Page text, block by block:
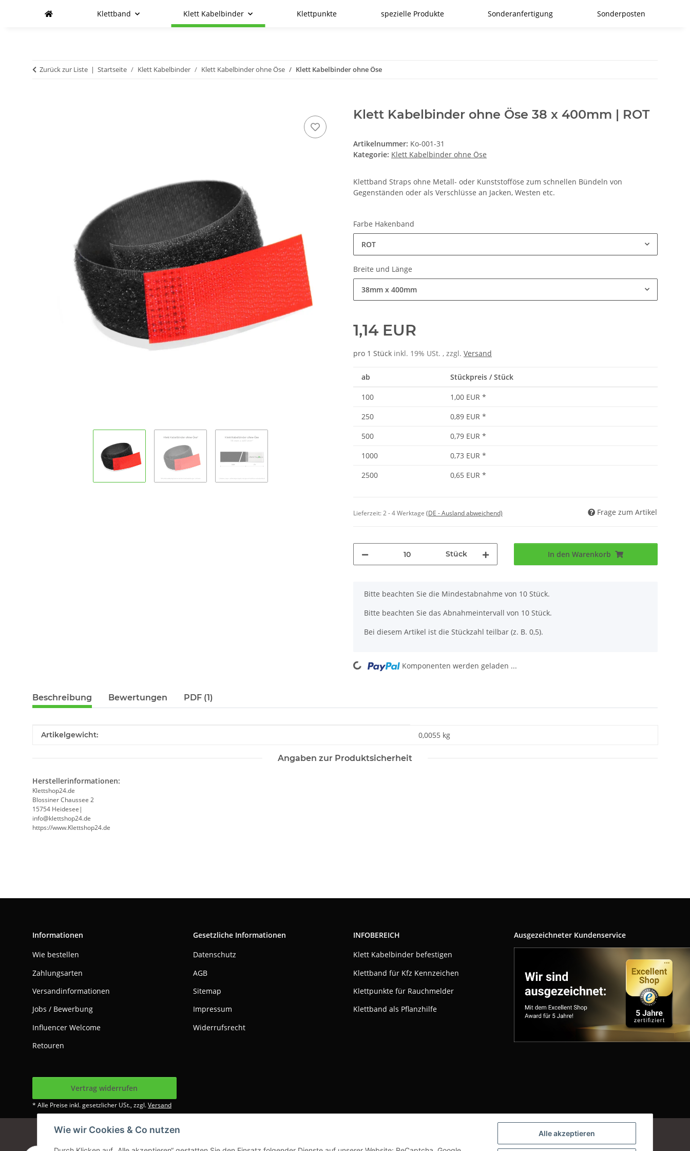
Alle akzeptieren
Wie wir Cookies & Co nutzen
Klettband Klett Kabelbinder Klettpunkte spezielle Produkte Sonderanfertigung Sonderposten
Zurück zur Liste Startseite Klett Kabelbinder Klett Kabelbinder ohne Öse Klett Kabelbinder ohne Öse
Klett Kabelbinder ohne Öse 38 x 400mm | ROT
Artikelnummer: Ko-001-31
Kategorie: Klett Kabelbinder ohne Öse
Klettband Straps ohne Metall- oder Kunststofföse zum schnellen Bündeln von
Gegenständen oder als Verschlüsse an Jacken, Westen etc.
Farbe Hakenband
ROT
Breite und Länge
38mm x 400mm
1,14 EUR
pro 1 Stück inkl. 19% USt. , zzgl. Versand
ab Stückpreis / Stück
100 1,00 EUR *
250
0,89 EUR *
500
0,79 EUR *
1000
0,73 EUR *
2500
0,65 EUR *
Lieferzeit:2 - 4 Werktage (DE - Ausland abweichend) Frage zum Artikel
Stück In den Warenkorb
x
Bitte beachten Sie die Mindestabnahme von 10 Stück.
Bitte beachten Sie das Abnahmeintervall von 10 Stück.
Bei diesem Artikel ist die Stückzahl teilbar (z. B. 0,5).
Loading... Komponenten werden geladen ...
Beschreibung Bewertungen PDF (1)
Produkteigenschaft
Wert
Artikelgewicht: 0,0055 kg
Angaben zur Produktsicherheit
Herstellerinformationen:
Klettshop24.de
Blossiner Chaussee 2
15754 Heidesee|
info@klettshop24.de
https://www.Klettshop24.de
Informationen
Wie bestellen
Zahlungsarten
Versandinformationen
Jobs / Bewerbung
Influencer Welcome
Retouren
Gesetzliche Informationen
Datenschutz
AGB
Sitemap
Impressum
Widerrufsrecht
INFOBEREICH
Klett Kabelbinder befestigen
Klettband für Kfz Kennzeichen
Klettpunkte für Rauchmelder
Klettband als Pflanzhilfe
Ausgezeichneter Kundenservice
Vertrag widerrufen
* Alle Preise inkl. gesetzlicher USt., zzgl.Versand
Google Analytics deaktivieren Powered by